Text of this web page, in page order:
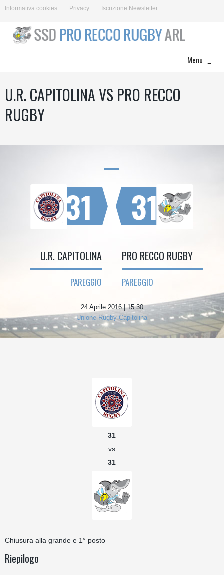
Informativa cookies Privacy Iscrizione Newsletter
Menu ≡
U.R. CAPITOLINA VS PRO RECCO
RUGBY
31
U.R. CAPITOLINA
PAREGGIO
31
PRO RECCO RUGBY
PAREGGIO
24 Aprile 2016 | 15:30
Unione Rugby Capitolina
31
vs
31
Chiusura alla grande e 1° posto
Riepilogo